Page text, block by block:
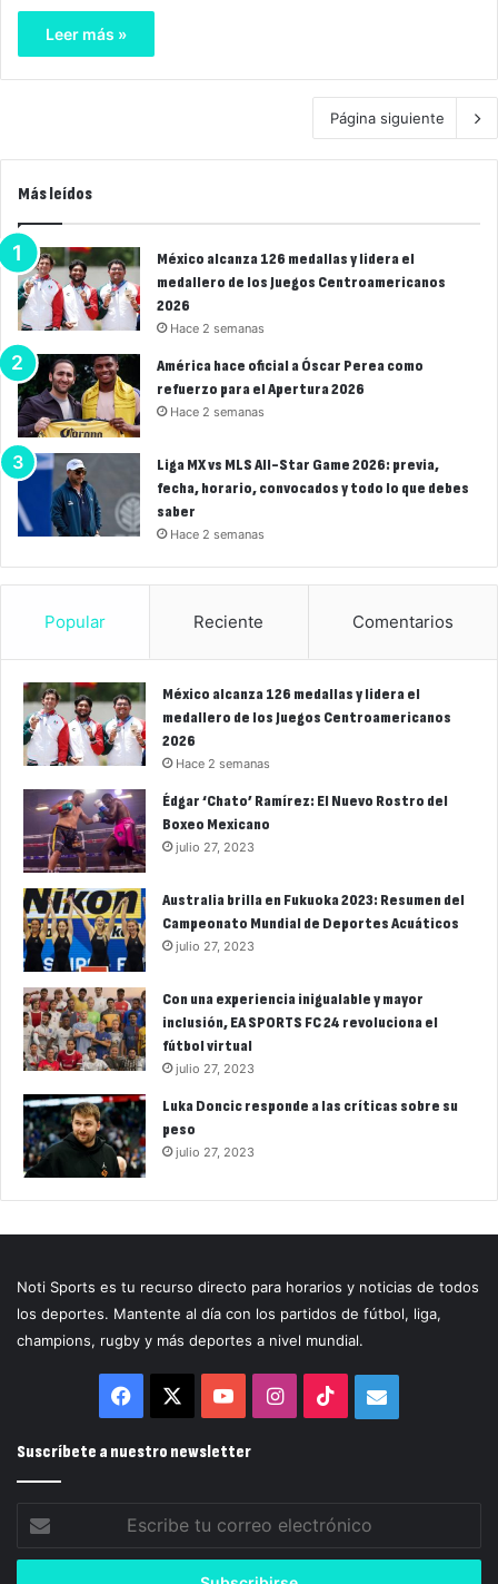
Leer más »
Página siguiente
Más leídos
México alcanza 126 medallas y lidera el
medallero de los Juegos Centroamericanos
2026
Hace 2 semanas
América hace oficial a Óscar Perea como
refuerzo para el Apertura 2026
Hace 2 semanas
Liga MX vs MLS All-Star Game 2026: previa,
fecha, horario, convocados y todo lo que debes
saber
Hace 2 semanas
Popular Reciente Comentarios
México alcanza 126 medallas y lidera el
medallero de los Juegos Centroamericanos
2026
Hace 2 semanas
Édgar ‘Chato’ Ramírez: El Nuevo Rostro del
Boxeo Mexicano
julio 27, 2023
Australia brilla en Fukuoka 2023: Resumen del
Campeonato Mundial de Deportes Acuáticos
julio 27, 2023
Con una experiencia inigualable y mayor
inclusión, EA SPORTS FC 24 revoluciona el
fútbol virtual
julio 27, 2023
Luka Doncic responde a las críticas sobre su
peso
julio 27, 2023
Noti Sports es tu recurso directo para horarios y noticias de todos
los deportes. Mantente al día con los partidos de fútbol, liga,
champions, rugby y más deportes a nivel mundial.
Facebook YouTubeInstagram
TikTok
Suscríbete a nuestro newsletter
tu
correo